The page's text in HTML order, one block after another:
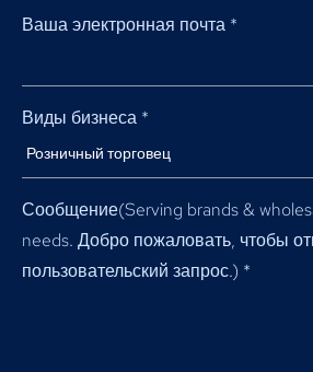
Ваша электронная почта *
Виды бизнеса *
Сообщение(Serving brands &
needs. Добро пожаловать, чтобы
пользовательский запрос.) *